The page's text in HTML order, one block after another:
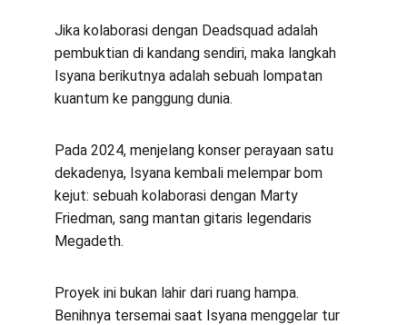
Jika kolaborasi dengan Deadsquad adalah
pembuktian di kandang sendiri, maka langkah
Isyana berikutnya adalah sebuah lompatan
kuantum ke panggung dunia.
Pada 2024, menjelang konser perayaan satu
dekadenya, Isyana kembali melempar bom
kejut: sebuah kolaborasi dengan Marty
Friedman, sang mantan gitaris legendaris
Megadeth.
Proyek ini bukan lahir dari ruang hampa.
Benihnya tersemai saat Isyana menggelar tur